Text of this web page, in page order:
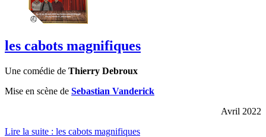
les cabots magnifiques
Une comédie de Thierry Debroux
Mise en scène de Sebastian Vanderick
Avril 2022
Lire la suite : les cabots magnifiques